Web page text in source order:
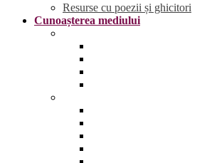
Resurse cu poezii și ghicitori
Cunoașterea mediului